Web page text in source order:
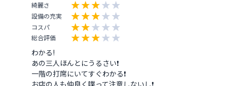
綺麗さ
設備の充実
コスパ
総合評価
わかる!
あの三人ほんとにうるさい❗️
一階の打席にいてすぐわかる❗️